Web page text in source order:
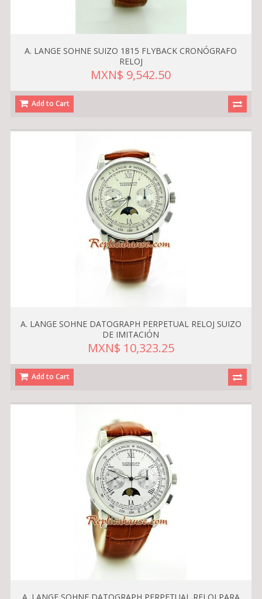
A. LANGE SOHNE SUIZO 1815 FLYBACK CRONÓGRAFO
RELOJ
MXN$ 9,542.50
Add to Cart
A. LANGE SOHNE DATOGRAPH PERPETUAL RELOJ SUIZO
DE IMITACIÓN
MXN$ 10,323.25
Add to Cart